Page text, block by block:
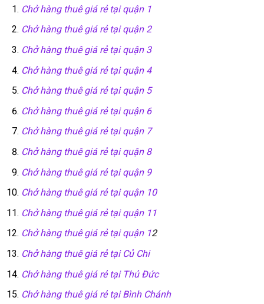
Chở hàng thuê giá rẻ tại quận 1
Chở hàng thuê giá rẻ tại quận 2
Chở hàng thuê giá rẻ tại quận 3
Chở hàng thuê giá rẻ tại quận 4
Chở hàng thuê giá rẻ tại quận 5
Chở hàng thuê giá rẻ tại quận 6
Chở hàng thuê giá rẻ tại quận 7
Chở hàng thuê giá rẻ tại quận 8
Chở hàng thuê giá rẻ tại quận 9
Chở hàng thuê giá rẻ tại quận 10
Chở hàng thuê giá rẻ tại quận 11
Chở hàng thuê giá rẻ tại quận 12
Chở hàng thuê giá rẻ tại Củ Chi
Chở hàng thuê giá rẻ tại Thủ Đức
Chở hàng thuê giá rẻ tại Bình Chánh